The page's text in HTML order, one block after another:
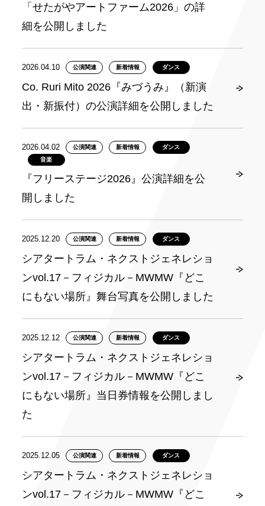
「せたがやアートファーム2026」の詳
細を公開しました
2026.04.10 公演関連 新着情報 ダンス
Co. Ruri Mito 2026『みづうみ』（新演
出・新振付）の公演詳細を公開しました
2026.04.02 公演関連 新着情報
ダンス
音楽
『フリーステージ2026』公演詳細を公
開しました
2025.12.20 公演関連 新着情報 ダンス
シアタートラム・ネクストジェネレショ
ンvol.17－フィジカル－MWMW『どこ
にもない場所』舞台写真を公開しました
2025.12.12 公演関連 新着情報 ダンス
シアタートラム・ネクストジェネレショ
ンvol.17－フィジカル－MWMW『どこ
にもない場所』当日券情報を公開しまし
た
2025.12.05 公演関連 新着情報 ダンス
シアタートラム・ネクストジェネレショ
ンvol.17－フィジカル－MWMW『どこ